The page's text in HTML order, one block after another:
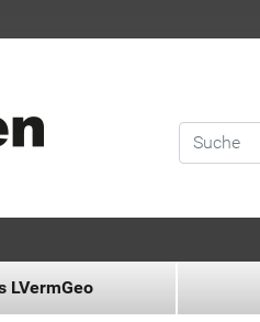
LVermGeo